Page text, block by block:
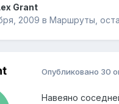
Grant
2009 в Маршруты,
Опубликовано 30
Навеяно